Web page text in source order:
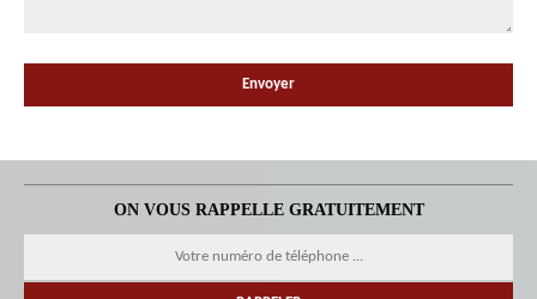
ON VOUS RAPPELLE GRATUITEMENT